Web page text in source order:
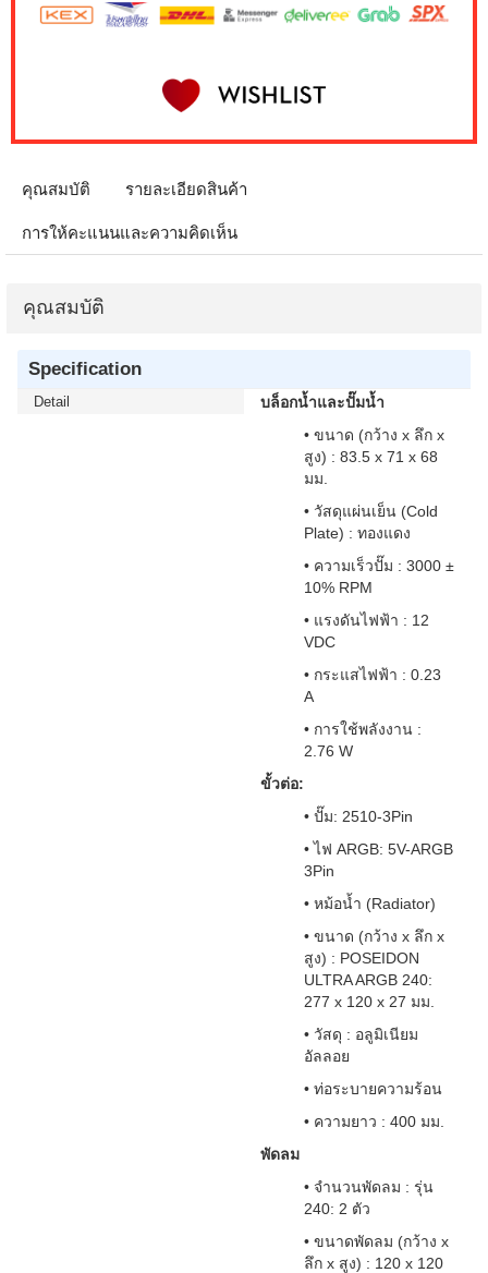
คุณสมบัติ รายละเอียดสินค้า
การให้คะแนนและความคิดเห็น
คุณสมบัติ
Specification
Detail
บล็อกน้ำและปั๊มน้ำ
• ขนาด (กว้าง x ลึก x
สูง) : 83.5 x 71 x 68
มม.
• วัสดุแผ่นเย็น (Cold
Plate) : ทองแดง
• ความเร็วปั๊ม : 3000 ±
10% RPM
• แรงดันไฟฟ้า : 12
VDC
• กระแสไฟฟ้า : 0.23
A
• การใช้พลังงาน :
2.76 W
ขั้วต่อ:
• ปั๊ม: 2510-3Pin
• ไฟ ARGB: 5V-ARGB
3Pin
• หม้อน้ำ (Radiator)
• ขนาด (กว้าง x ลึก x
สูง) : POSEIDON
ULTRA ARGB 240:
277 x 120 x 27 มม.
• วัสดุ : อลูมิเนียม
อัลลอย
• ท่อระบายความร้อน
• ความยาว : 400 มม.
พัดลม
• จำนวนพัดลม : รุ่น
240: 2 ตัว
• ขนาดพัดลม (กว้าง x
ลึก x สูง) : 120 x 120